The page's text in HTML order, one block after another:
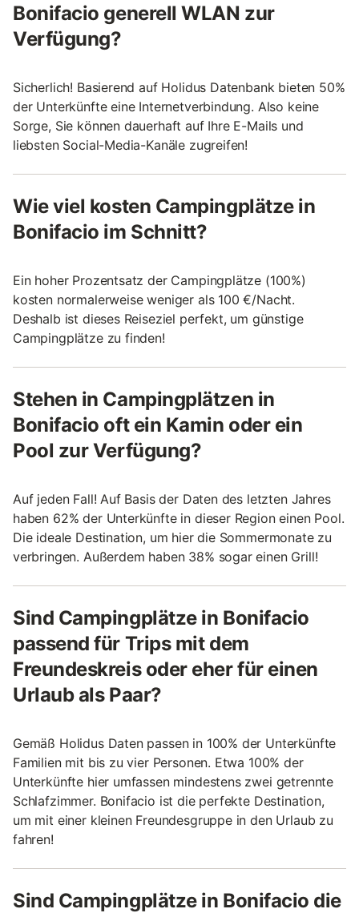
Bonifacio generell WLAN zur
Verfügung?
Sicherlich! Basierend auf Holidus Datenbank bieten 50%
der Unterkünfte eine Internetverbindung. Also keine
Sorge, Sie können dauerhaft auf Ihre E-Mails und
liebsten Social-Media-Kanäle zugreifen!
Wie viel kosten Campingplätze in
Bonifacio im Schnitt?
Ein hoher Prozentsatz der Campingplätze (100%)
kosten normalerweise weniger als 100 €/Nacht.
Deshalb ist dieses Reiseziel perfekt, um günstige
Campingplätze zu finden!
Stehen in Campingplätzen in
Bonifacio oft ein Kamin oder ein
Pool zur Verfügung?
Auf jeden Fall! Auf Basis der Daten des letzten Jahres
haben 62% der Unterkünfte in dieser Region einen Pool.
Die ideale Destination, um hier die Sommermonate zu
verbringen. Außerdem haben 38% sogar einen Grill!
Sind Campingplätze in Bonifacio
passend für Trips mit dem
Freundeskreis oder eher für einen
Urlaub als Paar?
Gemäß Holidus Daten passen in 100% der Unterkünfte
Familien mit bis zu vier Personen. Etwa 100% der
Unterkünfte hier umfassen mindestens zwei getrennte
Schlafzimmer. Bonifacio ist die perfekte Destination,
um mit einer kleinen Freundesgruppe in den Urlaub zu
fahren!
Sind Campingplätze in Bonifacio die